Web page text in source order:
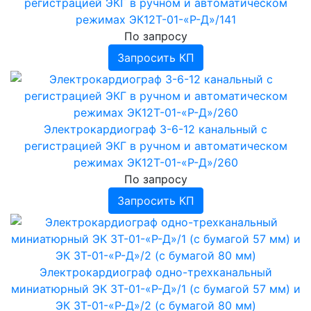
Аппараты ультразвуковой терапии
Аппараты физиотерапевтические Мустанг
Аппарат свето - лазерной терапии Бином
Аппараты магнито-свето-лазерной
терапии Милта
Блоки излучения БИ
Блок излучения БИМВ
Блоки излучения БИК
Блоки излучения БИМ
Блоки излучения БН-ВЛОК
Блоки излучения БСМ
Измерители мощности
Ультразвуковая терапия
Электрокардиостимуляторы наружные
Аппараты для аромафитотерапии
Озонаторы медицинские
›
Аппараты КВЧ-ИК терапии
Аппараты КВЧ-терапии Стелла
Аппараты Спинор
Аппараты криотерапии
Аппараты электроанальгезии
Аппараты электросна
›
Аппараты для электростимуляции
Аппараты радиочастотной
электротерапии
Нейростимуляторы
Аппараты рефлексотерапии
Концентраторы кислородные
Аппараты для интерференционной терапии
Аэроионизаторы
Аппараты биоритмостимуляции
›
Ингаляторы, небулайзеры
Ингаляторы Дельфин, ИНКО
Ингаляторы Альбедо
Инфракрасные приборы
Фототерапевтические транскраниальные
аппараты ELMEDLIFE
Прочее
режимах ЭК12Т-01-«Р-Д»/141
По запросу
Запросить КП
Электрокардиограф 3-6-12 канальный с
регистрацией ЭКГ в ручном и автоматическом
режимах ЭК12Т-01-«Р-Д»/260
По запросу
Запросить КП
Электрокардиограф одно-трехканальный
миниатюрный ЭК 3Т-01-«Р-Д»/1 (с бумагой 57 мм) и
ЭК 3Т-01-«Р-Д»/2 (с бумагой 80 мм)